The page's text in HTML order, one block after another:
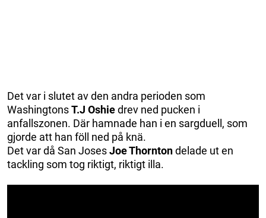
Det var i slutet av den andra perioden som
WashingtonsT.J Oshiedrev ned pucken i
anfallszonen. Där hamnade han i en sargduell, som
gjorde att han föll ned på knä.
Det var då San JosesJoe Thorntondelade ut en
tackling som tog riktigt, riktigt illa.